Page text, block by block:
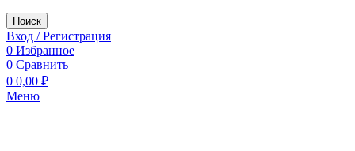
Поиск
Вход / Регистрация
0 Избранное
0 Сравнить
0 0,00 ₽
Меню